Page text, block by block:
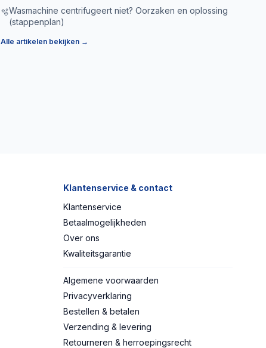
🫧Wasmachine centrifugeert niet? Oorzaken en oplossing
(stappenplan)
Alle artikelen bekijken →
Klantenservice & contact
Klantenservice
Betaalmogelijkheden
Over ons
Kwaliteitsgarantie
Algemene voorwaarden
Privacyverklaring
Bestellen & betalen
Verzending & levering
Retourneren & herroepingsrecht